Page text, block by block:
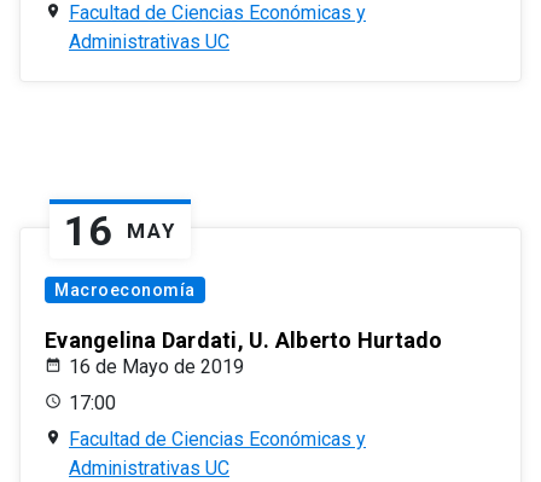
Facultad de Ciencias Económicas y
Administrativas UC
16 MAY
Macroeconomía
Evangelina Dardati, U. Alberto Hurtado
16 de Mayo de 2019
17:00
Facultad de Ciencias Económicas y
Administrativas UC